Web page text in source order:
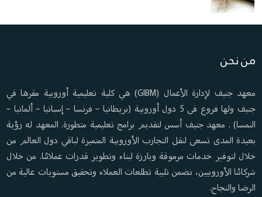
من نحن
معهد جنيف لإدارة الأعمال (GIBM) هي كلية تعليمية أوروبية مقرها في
جنيف ولها فروع فى 5 دول أوروبية (بريطانيا – فرنسا – إسبانيا – ألمانيا –
النمسا) . معهد جنيف أسس لتقديم برامج تعليمية متطورة. المعهد له رؤية
بعيدة المدى تسعى لنقل التجارب الأوروبية المتميزة لباقي دول العالم من
خلال لتوفير خدمات مرموقة وبارزة لبناء وتطوير قدرات عملائنا. من خلال
شركائنا الأوروبيين، نضمن تلبية تطلعات العملاء وتحقيق مستويات عالية من
الرضا والنجاح.